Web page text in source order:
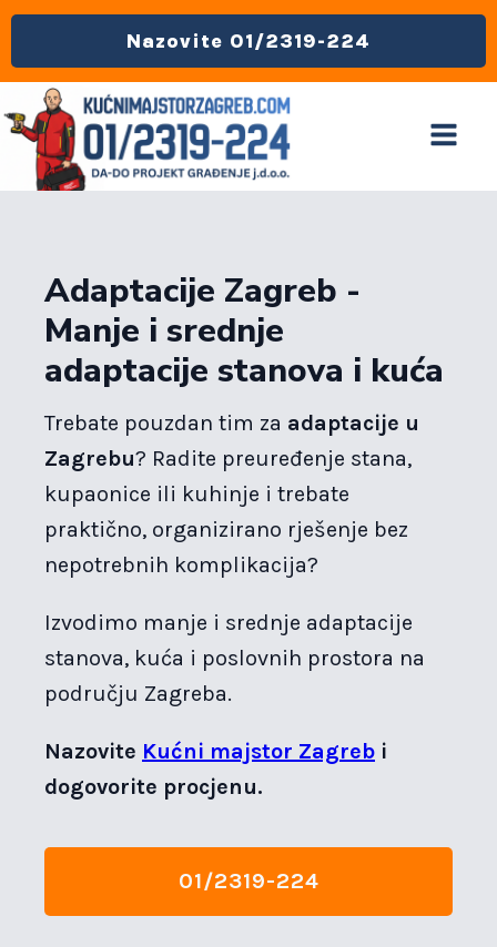
Nazovite 01/2319-224
Adaptacije Zagreb -
Manje i srednje
adaptacije stanova i kuća
Trebate pouzdan tim za adaptacije u
Zagrebu? Radite preuređenje stana,
kupaonice ili kuhinje i trebate
praktično, organizirano rješenje bez
nepotrebnih komplikacija?
Izvodimo manje i srednje adaptacije
stanova, kuća i poslovnih prostora na
području Zagreba.
Nazovite Kućni majstor Zagreb i
dogovorite procjenu.
01/2319-224